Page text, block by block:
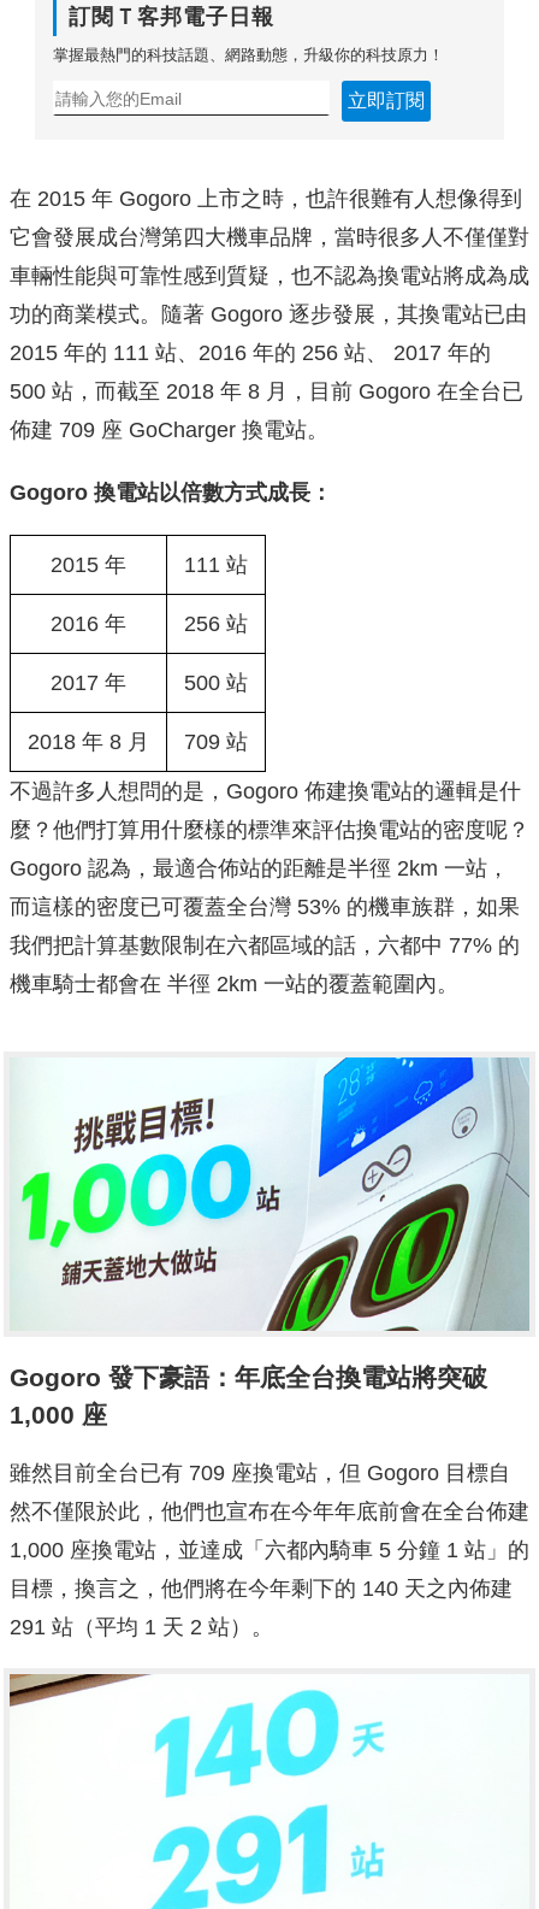
訂閱Ｔ客邦電子日報
掌握最熱門的科技話題、網路動態，升級你的科技原力！
立即訂閱
在 2015 年 Gogoro 上市之時，也許很難有人想像得到
它會發展成台灣第四大機車品牌，當時很多人不僅僅對
車輛性能與可靠性感到質疑，也不認為換電站將成為成
功的商業模式。隨著 Gogoro 逐步發展，其換電站已由
2015 年的 111 站、2016 年的 256 站、 2017 年的
500 站，而截至 2018 年 8 月，目前 Gogoro 在全台已
佈建 709 座 GoCharger 換電站。
Gogoro 換電站以倍數方式成長：
2015 年 111 站
2016 年 256 站
2017 年 500 站
2018 年 8 月 709 站
不過許多人想問的是，Gogoro 佈建換電站的邏輯是什
麼？他們打算用什麼樣的標準來評估換電站的密度呢？
Gogoro 認為，最適合佈站的距離是半徑 2km 一站，
而這樣的密度已可覆蓋全台灣 53% 的機車族群，如果
我們把計算基數限制在六都區域的話，六都中 77% 的
機車騎士都會在 半徑 2km 一站的覆蓋範圍內。
Gogoro 發下豪語：年底全台換電站將突破
1,000 座
雖然目前全台已有 709 座換電站，但 Gogoro 目標自
然不僅限於此，他們也宣布在今年年底前會在全台佈建
1,000 座換電站，並達成「六都內騎車 5 分鐘 1 站」的
目標，換言之，他們將在今年剩下的 140 天之內佈建
291 站（平均 1 天 2 站）。